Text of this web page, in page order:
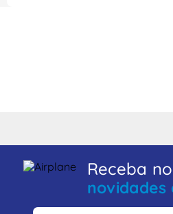
Receba
novidades